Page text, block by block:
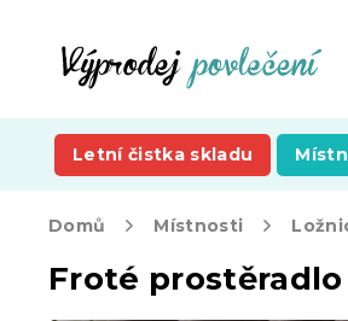
Letní čistka skladu
Domů Místnosti
Froté prostěradlo